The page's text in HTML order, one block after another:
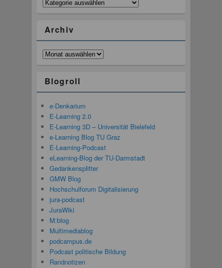
Archiv
Archiv
Blogroll
e-Denkarium
E-Learning 2.0
E-Learning 3D – Universität Bielefeld
e-Learning Blog TU Graz
E-Learning-Podcast
eLearning-Blog der TU-Darmstadt
Gedankensplitter
GMW Blog
Hochschulforum Digitalisierung
jura-podcast
JuraWiki
M:blog
Multimediablog
podcampus.de
Podcast politische Bildung
Randnotizen